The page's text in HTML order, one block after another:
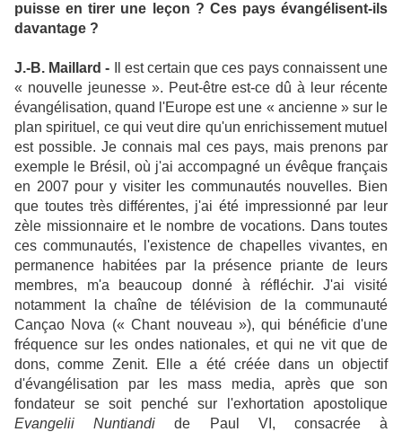
puisse en tirer une leçon ? Ces pays évangélisent-ils
davantage ?
J.-B. Maillard - Il est certain que ces pays connaissent une
« nouvelle jeunesse ». Peut-être est-ce dû à leur récente
évangélisation, quand l'Europe est une « ancienne » sur le
plan spirituel, ce qui veut dire qu'un enrichissement mutuel
est possible. Je connais mal ces pays, mais prenons par
exemple le Brésil, où j'ai accompagné un évêque français
en 2007 pour y visiter les communautés nouvelles. Bien
que toutes très différentes, j'ai été impressionné par leur
zèle missionnaire et le nombre de vocations. Dans toutes
ces communautés, l'existence de chapelles vivantes, en
permanence habitées par la présence priante de leurs
membres, m'a beaucoup donné à réfléchir. J'ai visité
notamment la chaîne de télévision de la communauté
Cançao Nova (« Chant nouveau »), qui bénéficie d'une
fréquence sur les ondes nationales, et qui ne vit que de
dons, comme Zenit. Elle a été créée dans un objectif
d'évangélisation par les mass media, après que son
fondateur se soit penché sur l'exhortation apostolique
Evangelii Nuntiandi de Paul VI, consacrée à